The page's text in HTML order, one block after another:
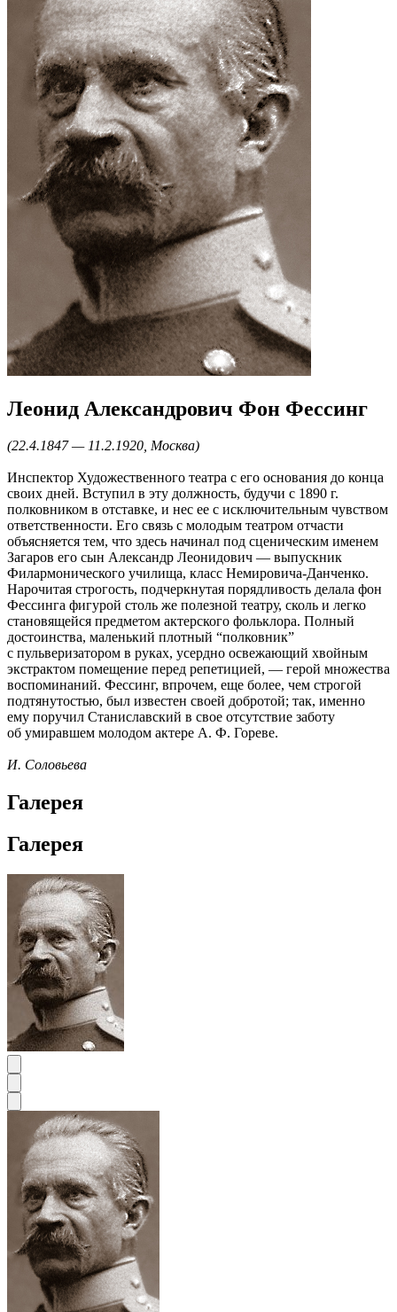
Леонид Александрович Фон Фессинг
(22.4.1847 — 11.2.1920, Москва)
Инспектор Художественного театра с его основания до конца
своих дней. Вступил в эту должность, будучи с 1890 г.
полковником в отставке, и нес ее с исключительным чувством
ответственности. Его связь с молодым театром отчасти
объясняется тем, что здесь начинал под сценическим именем
Загаров его сын Александр Леонидович — выпускник
Филармонического училища, класс Немировича-Данченко.
Нарочитая строгость, подчеркнутая порядливость делала фон
Фессинга фигурой столь же полезной театру, сколь и легко
становящейся предметом актерского фольклора. Полный
достоинства, маленький плотный “полковник”
с пульверизатором в руках, усердно освежающий хвойным
экстрактом помещение перед репетицией, — герой множества
воспоминаний. Фессинг, впрочем, еще более, чем строгой
подтянутостью, был известен своей добротой; так, именно
ему поручил Станиславский в свое отсутствие заботу
об умиравшем молодом актере А. Ф. Гореве.
И. Соловьева
Галерея
Галерея